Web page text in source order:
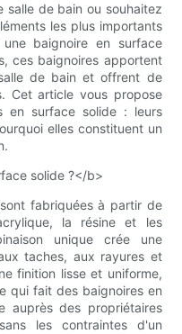
salle de bain ou souhaitez
les plus importants
baignoire en surface
ces baignoires apportent
de bain et offrent de
Cet article vous propose
en surface solide : leurs
elles constituent un
solide ?</b>
fabriquées à partir de
la résine et les
unique crée une
taches, aux rayures et
finition lisse et uniforme,
qui fait des baignoires en
auprès des propriétaires
les contraintes d'un